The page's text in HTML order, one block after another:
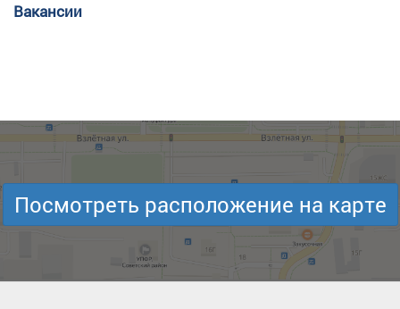
Вакансии
Посмотреть расположение на карте